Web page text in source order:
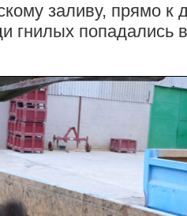
заливу, прямо к
гнилых попадались